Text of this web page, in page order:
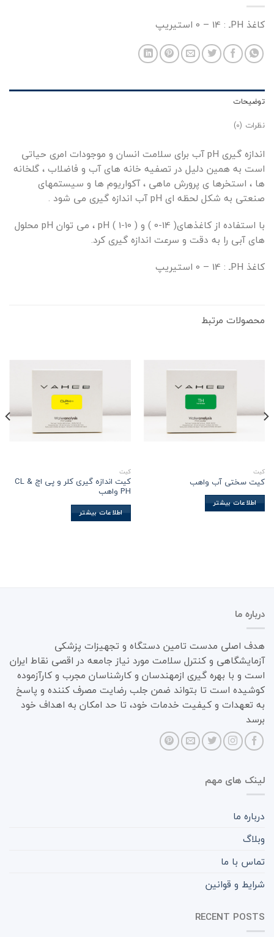
کاغذ PHـ : 14 – 0 استیریپ
توضیحات
نظرات (0)
اندازه گیری pH آب برای سلامت انسان و موجودات امری حیاتی
است به همین دلیل در تصفیه خانه های آب و فاضلاب ، گلخانه
ها ، استخرها ی پرورش ماهی ، آکواریوم ها و سیستمهای
صنعتی به شکل لحظه ای pH آب اندازه گیری می شود .
با استفاده از کاغذهای( 14-0 ) و ( 10-1 ) pH ، می توان pH محلول
های آبی را به دقت و سرعت اندازه گیری کرد.
کاغذ PHـ : 14 – 0 استیریپ
محصولات مرتبط
کیت
کیت سختی آب واهب
اطلاعات بیشتر
کیت
کیت اندازه گیری کلر و پی اچ CL &
PH واهب
اطلاعات بیشتر
درباره ما
هدف اصلی مدست تامین دستگاه و تجهیزات پزشکی
آزمایشگاهی و کنترل سلامت مورد نیاز جامعه در اقصی نقاط ایران
است و با بهره گیری ازمهندسان و کارشناسان مجرب و کارآزموده
کوشیده است تا بتواند ضمن جلب رضایت مصرف کننده و پاسخ
به تعهدات و کیفیت خدمات خود، تا حد امکان به اهداف خود
برسد
لینک های مهم
درباره ما
وبلاگ
تماس با ما
شرایط و قوانین
RECENT POSTS